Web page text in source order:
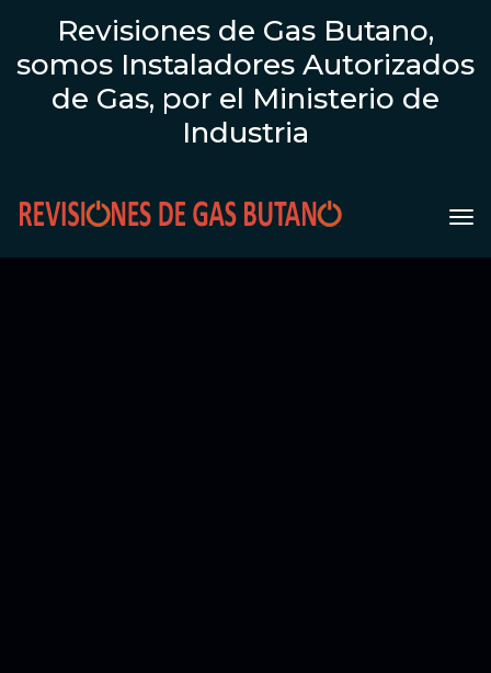
Revisiones de Gas Butano,
somos Instaladores Autorizados
de Gas, por el Ministerio de
Industria